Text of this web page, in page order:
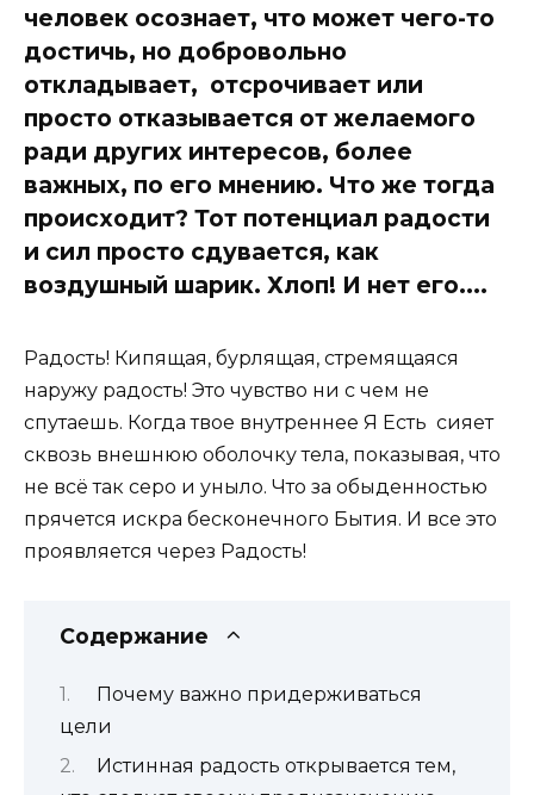
человек осознает, что может чего-то
достичь, но добровольно
откладывает, отсрочивает или
просто отказывается от желаемого
ради других интересов, более
важных, по его мнению. Что же тогда
происходит? Тот потенциал радости
и сил просто сдувается, как
воздушный шарик. Хлоп! И нет его....
Радость! Кипящая, бурлящая, стремящаяся
наружу радость! Это чувство ни с чем не
спутаешь. Когда твое внутреннее Я Есть сияет
сквозь внешнюю оболочку тела, показывая, что
не всё так серо и уныло. Что за обыденностью
прячется искра бесконечного Бытия. И все это
проявляется через Радость!
Содержание
Почему важно придерживаться
цели
Истинная радость открывается тем,